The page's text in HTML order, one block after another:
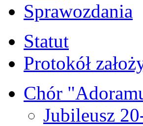
Sprawozdania
Statut
Protokół
Chór
Jubileusz